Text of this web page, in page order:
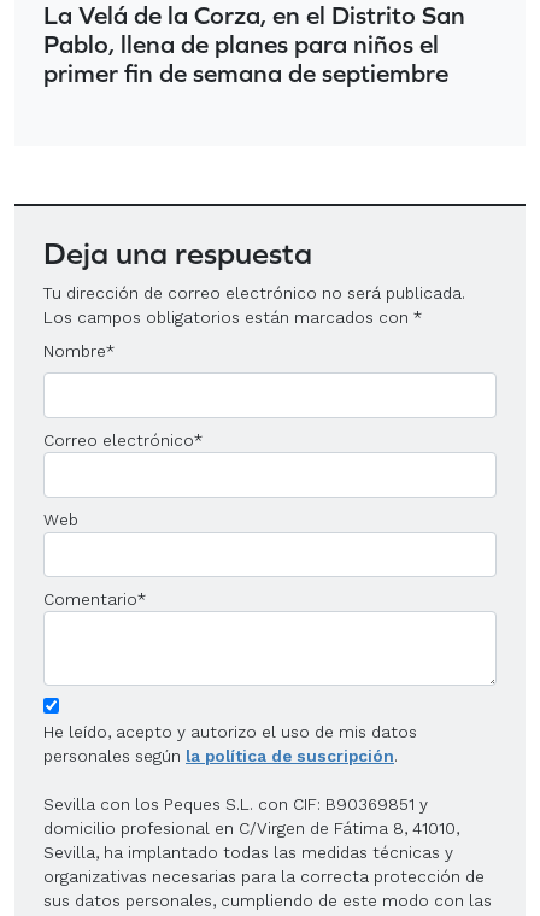
La Velá de la Corza, en el Distrito San
Pablo, llena de planes para niños el
primer fin de semana de septiembre
Deja una respuesta
Tu dirección de correo electrónico no será publicada.
Los campos obligatorios están marcados con *
Nombre*
Correo electrónico*
Web
Comentario*
He leído, acepto y autorizo el uso de mis datos
personales según la política de suscripción.
Sevilla con los Peques S.L. con CIF: B90369851 y
domicilio profesional en C/Virgen de Fátima 8, 41010,
Sevilla, ha implantado todas las medidas técnicas y
organizativas necesarias para la correcta protección de
sus datos personales, cumpliendo de este modo con las